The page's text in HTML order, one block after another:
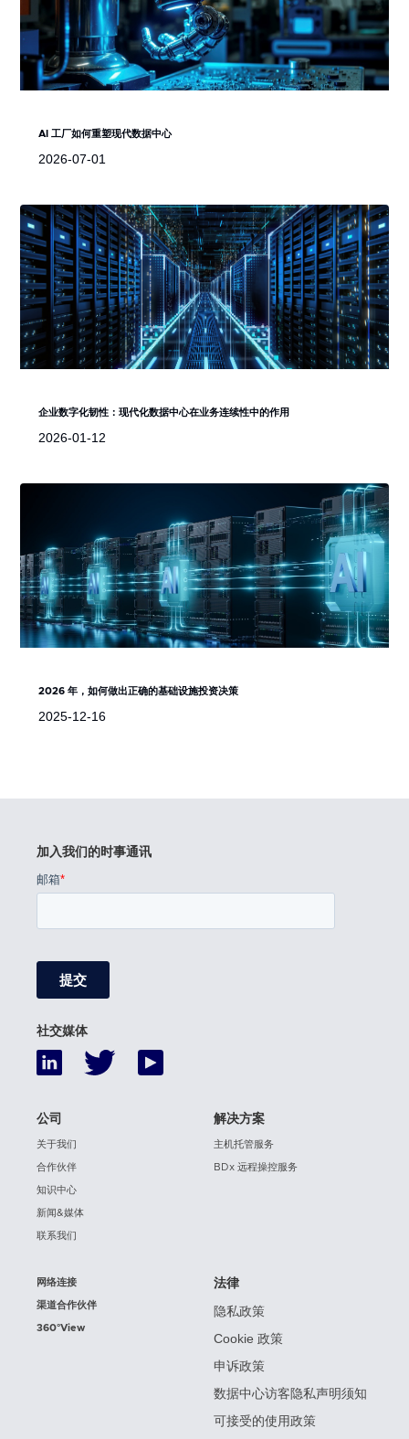
AI 工厂如何重塑现代数据中心
2026-07-01
企业数字化韧性：现代化数据中心在业务连续性中的作用
2026-01-12
2026 年，如何做出正确的基础设施投资决策
2025-12-16
公司
关于我们
合作伙伴
知识中心
新闻&媒体
联系我们
解决方案
主机托管服务
BDx 远程操控服务
网络连接
渠道合作伙伴
360°View
法律
隐私政策
Cookie 政策
申诉政策
数据中心访客隐私声明须知
可接受的使用政策
加入我们的时事通讯
社交媒体